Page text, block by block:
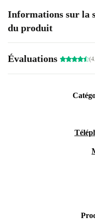
Informations sur la
du produit
Évaluations